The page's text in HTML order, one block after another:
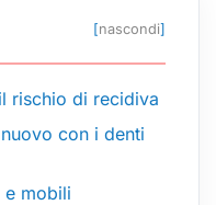
[nascondi]
rischio di recidiva
con i denti
e mobili